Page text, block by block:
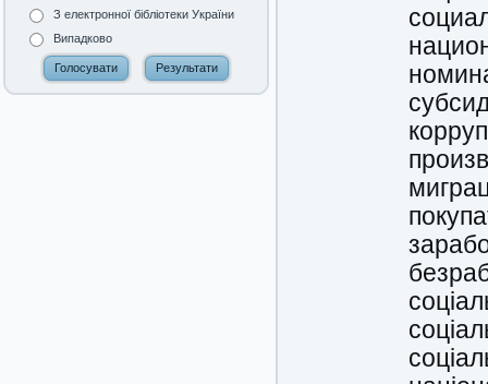
З електронної бібліотеки України
Випадково